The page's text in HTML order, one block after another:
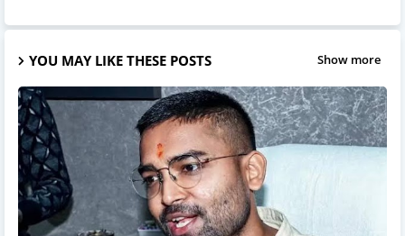
YOU MAY LIKE THESE POSTS Show more